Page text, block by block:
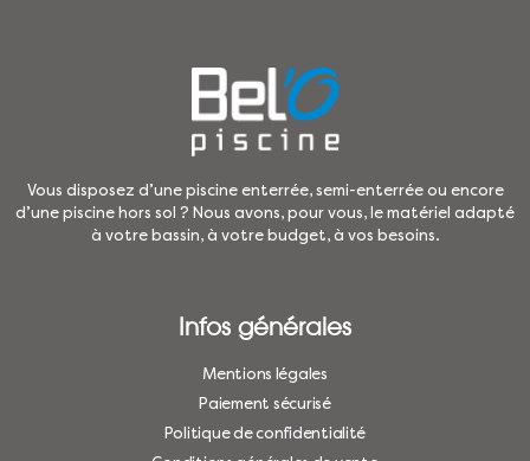
Vous disposez d’une piscine enterrée, semi-enterrée ou encore
d’une piscine hors sol ? Nous avons, pour vous, le matériel adapté
à votre bassin, à votre budget, à vos besoins.
Infos générales
Mentions légales
Paiement sécurisé
Politique de confidentialité